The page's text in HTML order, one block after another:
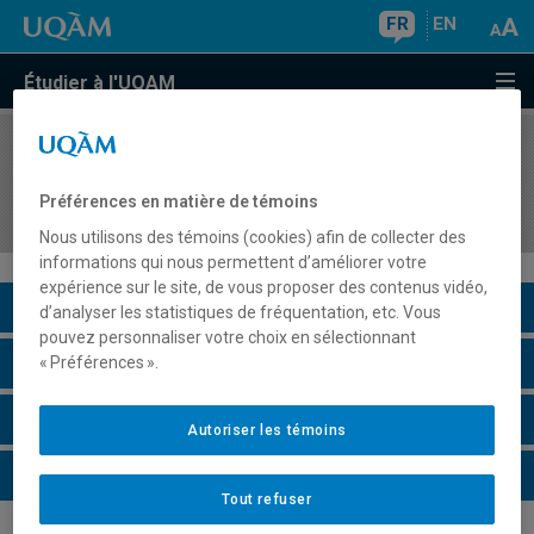
FR EN
Étudier à l'UQAM
COURS//
cinéma et images en mouvement
Description du cours
Horaire - Été 2026
Horaire - Automne 2026
Horaire - Hiver 2027
Préférences en matière de témoins
Nous utilisons des témoins (cookies) afin de collecter des
informations qui nous permettent d’améliorer votre
expérience sur le site, de vous proposer des contenus vidéo,
d’analyser les statistiques de fréquentation, etc. Vous
pouvez personnaliser votre choix en sélectionnant
« Préférences ».
Tout refuser
Autoriser les témoins